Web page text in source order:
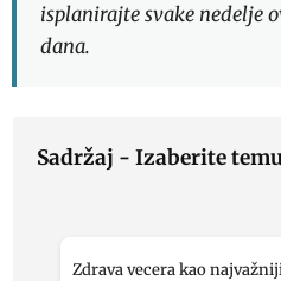
isplanirajte svake nedelje
dana.
Sadržaj - Izaberite
Zdrava vecera kao